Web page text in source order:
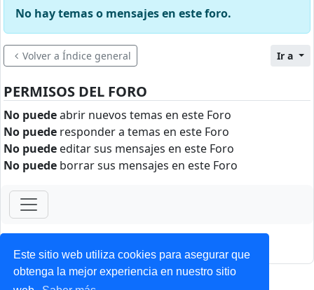
Este sitio web utiliza cookies para asegurar que
obtenga la mejor experiencia en nuestro sitio
No hay temas o mensajes en este foro.
Volver a Índice general Ir a
PERMISOS DEL FORO
No puedeabrir nuevos temas en este Foro
No puede responder a temas en este Foro
No puede editar sus mensajes en este Foro
No puede borrar sus mensajes en este Foro
ForoClub 2025
Privacidad| Condiciones